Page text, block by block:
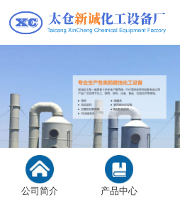
公司简介 产品中心